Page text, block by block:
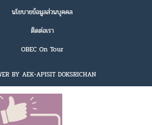
นโยบายข้อมูลส่วนบุคคล
ติดต่อเรา
OBEC On Tour
BY AEK-APISIT DOKSRICHAN